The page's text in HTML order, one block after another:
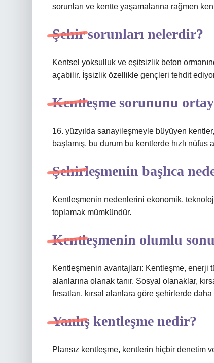
sorunları ve kentte yaşamalarına rağmen
Şehir sorunları nelerdir?
Kentsel yoksulluk ve eşitsizlik beton
açabilir. İşsizlik özellikle gençleri tehdit
Kentleşme sorununu
16. yüzyılda sanayileşmeyle büyüyen
başlamış, bu durum bu kentlerde hızlı nüfus
Şehirleşmenin başlıca
Kentleşmenin nedenlerini ekonomik,
toplamak mümkündür.
Kentleşmenin olumlu
Kentleşmenin avantajları: Kentleşme, enerji
alanlarına olanak tanır. Sosyal olanaklar,
fırsatları, kırsal alanlara göre şehirlerde daha
Yanlış kentleşme nedir?
Plansız kentleşme, kentlerin hiçbir denetim